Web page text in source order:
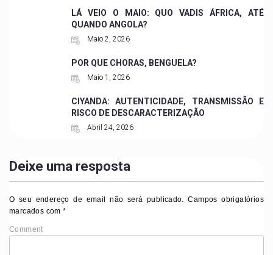
LÁ VEIO O MAIO: QUO VADIS ÁFRICA, ATÉ
QUANDO ANGOLA?
Maio 2, 2026
POR QUE CHORAS, BENGUELA?
Maio 1, 2026
CIYANDA: AUTENTICIDADE, TRANSMISSÃO E
RISCO DE DESCARACTERIZAÇÃO
Abril 24, 2026
Deixe uma resposta
O seu endereço de email não será publicado. Campos obrigatórios
marcados com*
Comment